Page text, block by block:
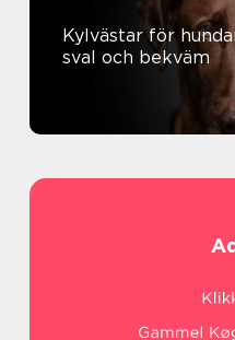
Kylvästar för
sval och bekväm